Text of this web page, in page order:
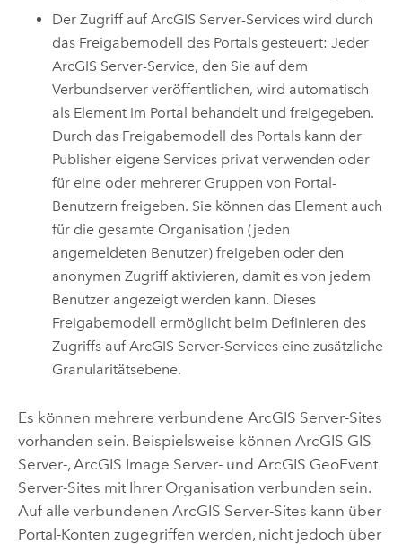
Der Zugriff aufArcGIS Server-Services wird durch
das Freigabemodell des Portals gesteuert: Jeder
ArcGIS Server-Service, den Sie auf dem
Verbundserver veröffentlichen, wird automatisch
als Element im Portal behandelt und freigegeben.
Durch das Freigabemodell des Portals kann der
Publisher eigene Services privat verwenden oder
für eine oder mehrerer Gruppen von Portal-
Benutzern freigeben. Sie können das Element auch
für die gesamte Organisation (jeden
angemeldeten Benutzer) freigeben oder den
anonymen Zugriff aktivieren, damit es von jedem
Benutzer angezeigt werden kann. Dieses
Freigabemodell ermöglicht beim Definieren des
Zugriffs aufArcGIS Server-Services eine zusätzliche
Granularitätsebene.
Es können mehrere verbundene ArcGIS Server-Sites
vorhanden sein. Beispielsweise können ArcGIS GIS
Server-, ArcGIS Image Server- und ArcGIS GeoEvent
Server-Sites mit Ihrer Organisation verbunden sein.
Auf alle verbundenen ArcGIS Server-Sites kann über
Portal-Konten zugegriffen werden, nicht jedoch über